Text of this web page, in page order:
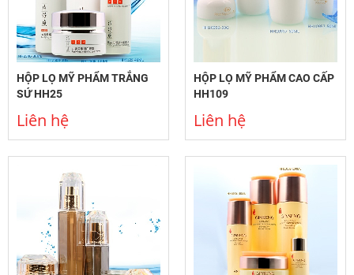
HỘP LỌ MỸ PHẨM TRẮNG
SỨ HH25
Liên hệ
HỘP LỌ MỸ PHẨM CAO CẤP
HH109
Liên hệ